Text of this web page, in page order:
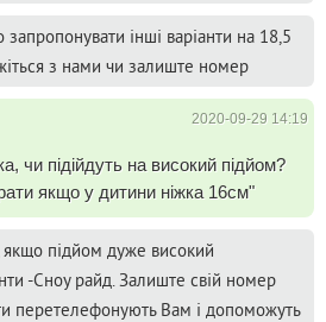
інші варіанти на 18,5
з нами чи залиште номер
2020-09-29 14:19
чи підійдуть на високий підйом?
якщо у дитини ніжка 16см"
якщо підйом дуже високий
-Сноу райд. Залиште свій номер
перетелефонують Вам і допоможуть